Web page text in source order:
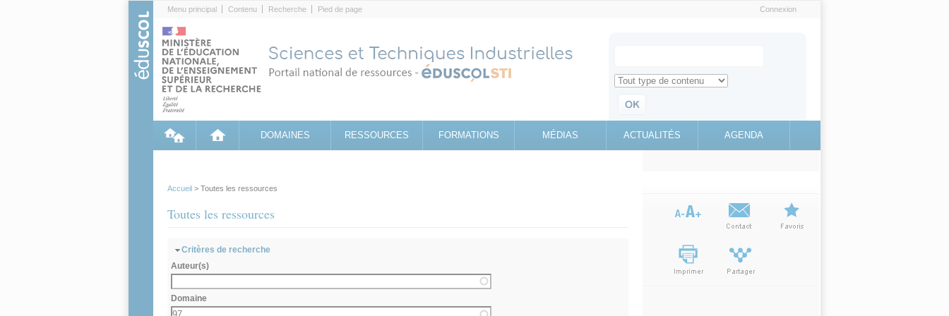
Menu principal Contenu Recherche Pied de page Connexion
Search for
Retrouvez toute l'information sur le site education.gouv.fr
DOMAINES RESSOURCES FORMATIONS MÉDIAS ACTUALITÉS AGENDA
Accueil > Toutes les ressources
Toutes les ressources
Masquer
Critères de recherche
Auteur(s)
Domaine